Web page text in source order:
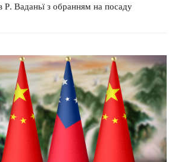
Р. Ваданьї з обранням на посаду